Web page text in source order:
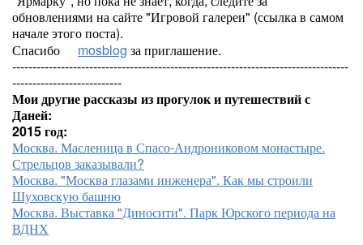
обновлениями на сайте "Игровой галереи" (ссылка в самом
начале этого поста).
Спасибо
mosblog за приглашение.
-----------------------------------------------------------------------------------
---------------------------
Мои другие рассказы из прогулок и путешествий с
Даней:
2015 год:
Москва. Масленица в Спасо-Андрониковом монастыре.
Стрельцов заказывали?
Москва. "Москва глазами инженера". Как мы строили
Шуховскую башню
Москва. Выставка "Диносити". Парк Юрского периода на
ВДНХ